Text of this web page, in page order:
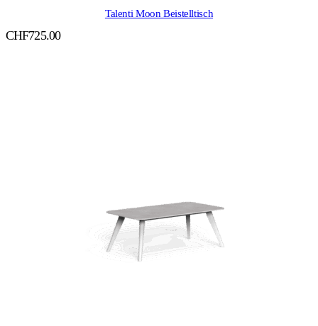
Talenti Moon Beistelltisch
CHF725.00